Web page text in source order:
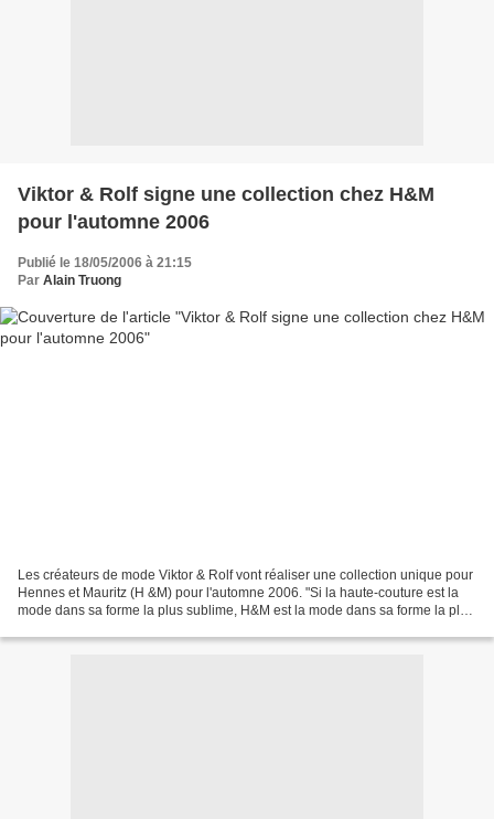
Viktor & Rolf signe une collection chez H&M
pour l'automne 2006
Publié le 18/05/2006 à 21:15
Par Alain Truong
Les créateurs de mode Viktor & Rolf vont réaliser une collection unique pour
Hennes et Mauritz (H &M) pour l'automne 2006. "Si la haute-couture est la
mode dans sa forme la plus sublime, H&M est la mode dans sa forme la plus